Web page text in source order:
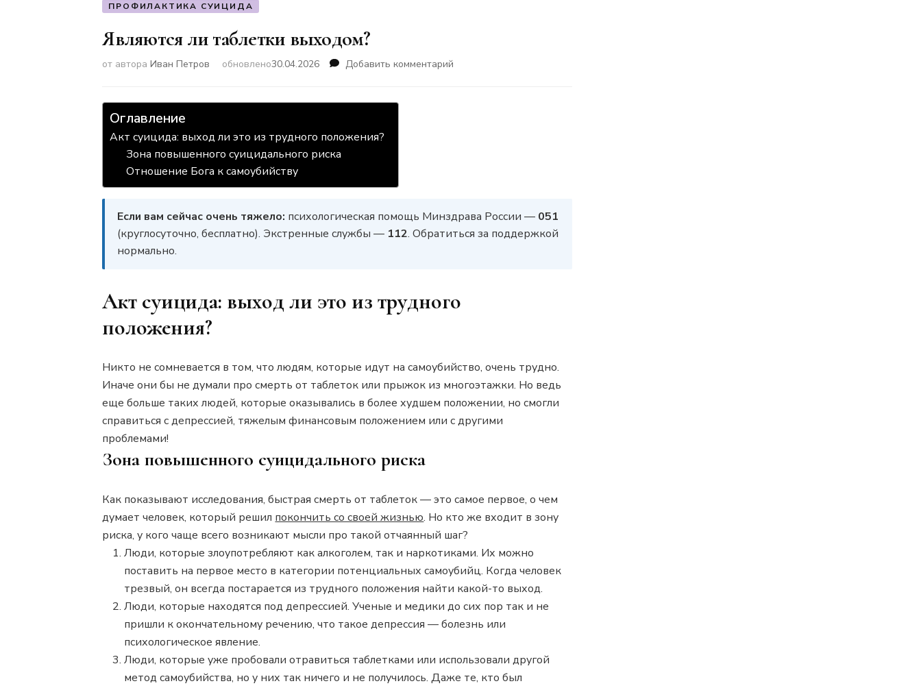
ПРОФИЛАКТИКА СУИЦИДА
Являются ли таблетки выходом?
от автораИван Петров обновлено30.04.2026 Добавить комментарий
Оглавление
Акт суицида: выход ли это из трудного положения?
Зона повышенного суицидального риска
Отношение Бога к самоубийству
Если вам сейчас очень тяжело: психологическая помощь Минздрава России — 051
(круглосуточно, бесплатно). Экстренные службы — 112. Обратиться за поддержкой
нормально.
Акт суицида: выход ли это из трудного
положения?
Никто не сомневается в том, что людям, которые идут на самоубийство, очень трудно.
Иначе они бы не думали про смерть от таблеток или прыжок из многоэтажки. Но ведь
еще больше таких людей, которые оказывались в более худшем положении, но смогли
справиться с депрессией, тяжелым финансовым положением или с другими
проблемами!
Зона повышенного суицидального риска
Как показывают исследования, быстрая смерть от таблеток — это самое первое, о чем
думает человек, который решил покончить со своей жизнью. Но кто же входит в зону
риска, у кого чаще всего возникают мысли про такой отчаянный шаг?
Люди, которые злоупотребляют как алкоголем, так и наркотиками. Их можно
поставить на первое место в категории потенциальных самоубийц. Когда человек
трезвый, он всегда постарается из трудного положения найти какой-то выход.
Люди, которые находятся под депрессией. Ученые и медики до сих пор так и не
пришли к окончательному речению, что такое депрессия — болезнь или
психологическое явление.
Люди, которые уже пробовали отравиться таблетками или использовали другой
метод самоубийства, но у них так ничего и не получилось. Даже те, кто был